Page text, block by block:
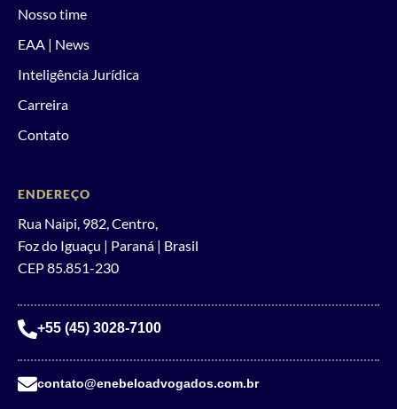
Nosso time
EAA | News
Inteligência Jurídica
Carreira
Contato
ENDEREÇO
Rua Naipi, 982, Centro,
Foz do Iguaçu | Paraná | Brasil
CEP 85.851-230
+55 (45) 3028-7100
contato@enebeloadvogados.com.br